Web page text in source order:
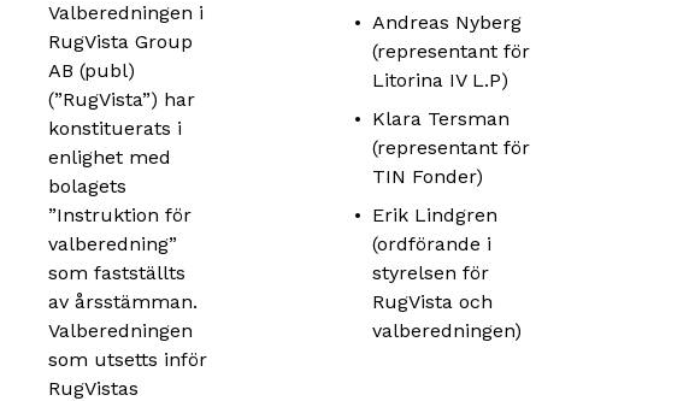
Valberedningen i
RugVista Group
AB (publ)
(”RugVista”) har
konstituerats i
enlighet med
bolagets
”Instruktion för
valberedning”
som fastställts
av årsstämman.
Valberedningen
som utsetts inför
RugVistas
Andreas Nyberg
(representant för
Litorina IV L.P)
Klara Tersman
(representant för
TIN Fonder)
Erik Lindgren
(ordförande i
styrelsen för
RugVista och
valberedningen)